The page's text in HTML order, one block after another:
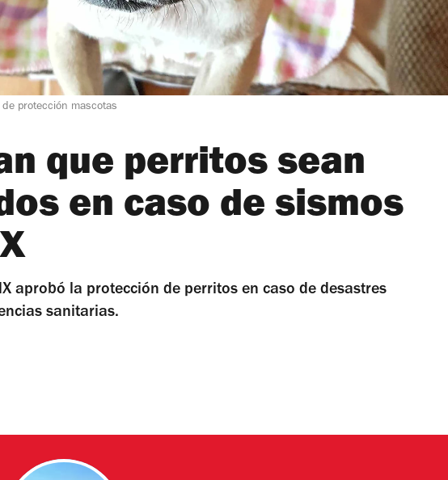
protección mascotas
que perritos sean
en caso de sismos
aprobó la protección de perritos en caso de desastres
sanitarias.